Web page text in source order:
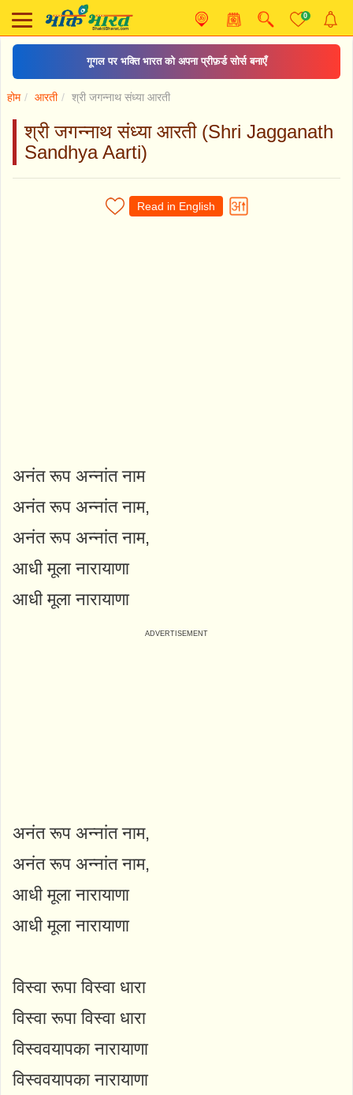
0
गूगल पर भक्ति भारत को अपना प्रीफ़र्ड सोर्स बनाएँ
होम आरती श्री जगन्नाथ संध्या आरती
श्री जगन्नाथ संध्या आरती (Shri Jagganath
Sandhya Aarti)
Read in English
अनंत रूप अन्नांत नाम
अनंत रूप अन्नांत नाम,
अनंत रूप अन्नांत नाम,
आधी मूला नारायाणा
आधी मूला नारायाणा
अनंत रूप अन्नांत नाम,
अनंत रूप अन्नांत नाम,
आधी मूला नारायाणा
आधी मूला नारायाणा
विस्वा रूपा विस्वा धारा
विस्वा रूपा विस्वा धारा
विस्ववयापका नारायाणा
विस्ववयापका नारायाणा